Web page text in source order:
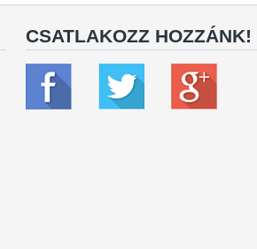
CSATLAKOZZ HOZZÁNK!